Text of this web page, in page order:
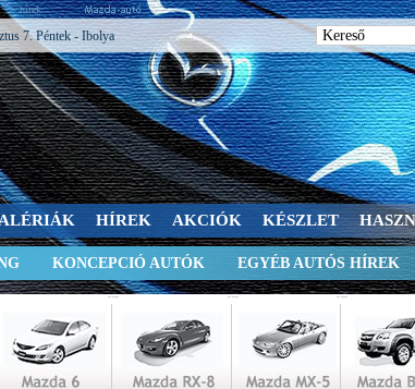
hírek
7. Péntek - Ibolya
HÍREK AKCIÓK KÉSZLET
KONCEPCIÓ AUTÓK EGYÉB AUTÓS HÍREK